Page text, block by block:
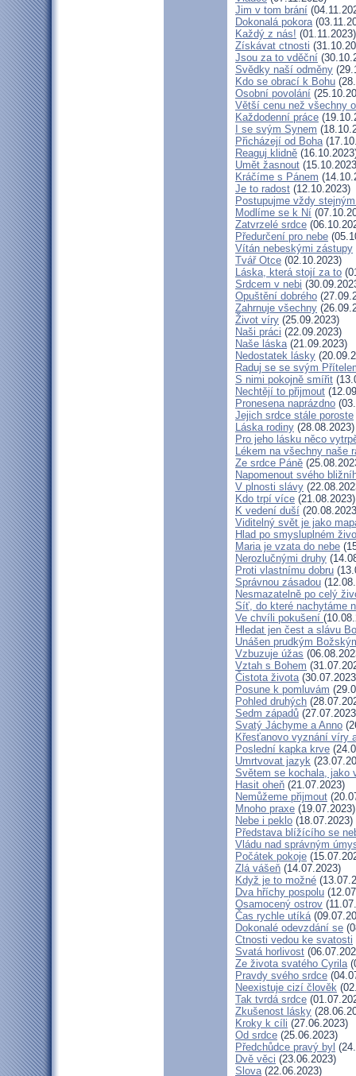
Jim v tom brání
Dokonalá pokora
Každý z nás! (01.11.2023)
Získávat ctnosti
Jsou za to vděční
Svědky naší odměny
Kdo se obrací k Bohu
Osobní povolání
Větší cenu než všechny
Každodenní práce
I se svým Synem
Přicházejí od Boha
Reaguj klidně
Umět žasnout
Kráčíme s Pánem
Je to radost (12.10.2023)
Postupujme vždy
Modlíme se k Ní
Zatvrzelé srdce
Předurčení pro nebe
Vítán nebeskými zástupy
Tvář Otce (02.10.2023)
Láska, která stojí za to
Srdcem v nebi
Opuštění dobrého
Zahrnuje všechny
Život víry (25.09.2023)
Naši práci (22.09.2023)
Naše láska(21.09.2023)
Nedostatek lásky
Raduj se se svým
S nimi pokojně smířit
Nechtějí to přijmout
Pronesena naprázdno
Jejich srdce stále poroste
Láska rodiny (28.08.2023)
Pro jeho lásku něco
Lékem na všechny naše
Ze srdce Páně
Napomenout svého
V plnosti slávy
Kdo trpí více (21.08.2023)
K vedení duší
Viditelný svět je jako
Hlad po smysluplném
Maria je vzata do nebe
Nerozlučnými druhy
Proti vlastnímu dobru
Správnou zásadou
Nesmazatelně po celý
Síť, do které nachytáme
Ve chvíli pokušení
Hledat jen čest a slávu
Unášen prudkým
Vzbuzuje úžas
Vztah s Bohem
Čistota života
Posune k pomluvám
Pohled druhých
Sedm západů
Svatý Jáchyme a Anno
Křesťanovo vyznání víry
Poslední kapka krve
Umrtvovat jazyk
Světem se kochala, jako
Hasit oheň (21.07.2023)
Nemůžeme přijmout
Mnoho praxe (19.07.2023)
Nebe i peklo (18.07.2023)
Představa blížícího se
Vládu nad správným
Počátek pokoje
Zlá vášeň (14.07.2023)
Když je to možné
Dva hříchy pospolu
Osamocený ostrov
Čas rychle utíká
Dokonalé odevzdání se
Ctnosti vedou ke svatosti
Svatá horlivost
Ze života svatého Cyrila
Pravdy svého srdce
Neexistuje cizí člověk
Tak tvrdá srdce
Zkušenost lásky
Kroky k cíli (27.06.2023)
Od srdce (25.06.2023)
Předchůdce pravý byl
Dvě věci (23.06.2023)
Slova(22.06.2023)